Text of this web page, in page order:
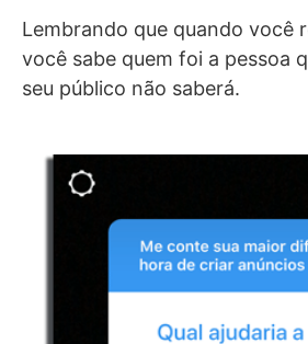
Lembrando que quando você
você sabe quem foi a pessoa
seu público não saberá.